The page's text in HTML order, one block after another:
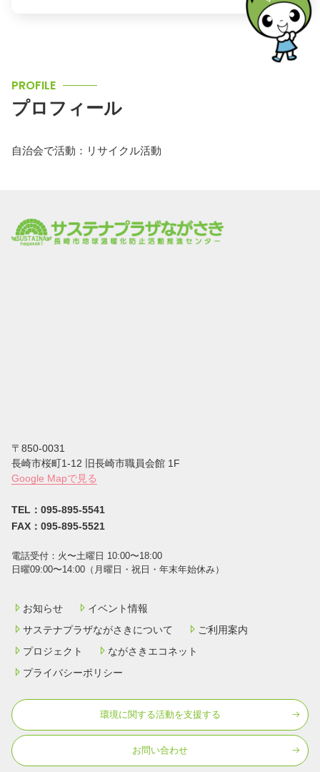
PROFILE
プロフィール
自治会で活動：リサイクル活動
〒850-0031
⻑崎市桜町1-12 旧長崎市職員会館 1F
Google Mapで見る
TEL：095-895-5541
FAX：095-895-5521
電話受付：⽕〜⼟曜⽇ 10:00〜18:00
⽇曜09:00〜14:00（⽉曜⽇・祝⽇・年末年始休み）
お知らせ
イベント情報
サステナプラザながさきについて
ご利用案内
プロジェクト
ながさきエコネット
プライバシーポリシー
環境に関する活動を⽀援する
お問い合わせ